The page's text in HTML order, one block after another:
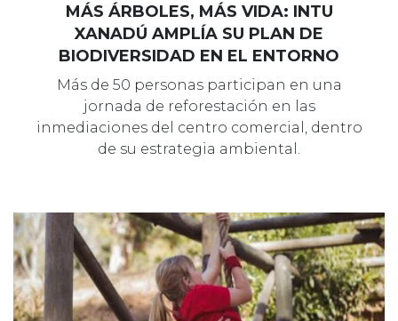
MÁS ÁRBOLES, MÁS VIDA: INTU
XANADÚ AMPLÍA SU PLAN DE
BIODIVERSIDAD EN EL ENTORNO
Más de 50 personas participan en una
jornada de reforestación en las
inmediaciones del centro comercial, dentro
de su estrategia ambiental.